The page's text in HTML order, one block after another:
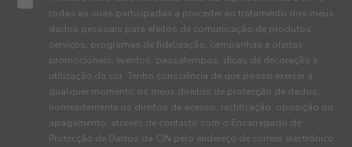
todas as suas participadas a proceder ao tratamento dos meus
dados pessoais para efeitos de comunicação de produtos,
serviços, programas de fidelização, campanhas e ofertas
promocionais, eventos, passatempos, dicas de decoração e
utilização da cor. Tenho consciência de que posso exercer a
qualquer momento os meus direitos de protecção de dados,
nomeadamente os direitos de acesso, rectificação, oposição ou
apagamento, através de contacto com o Encarregado de
Protecção de Dados da CIN pelo endereço de correio electrónico